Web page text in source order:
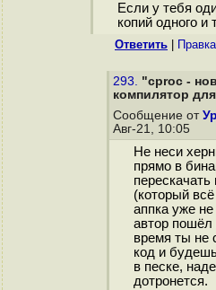
Если у тебя
копий одного и
Ответить Правка
293. "cproc -
компилятор
Сообщение от
Авг-21, 10:05
Не неси
прямо в
(который
аппка уже
автор пошёл
время ты не
код и
в песке,
дотронется.